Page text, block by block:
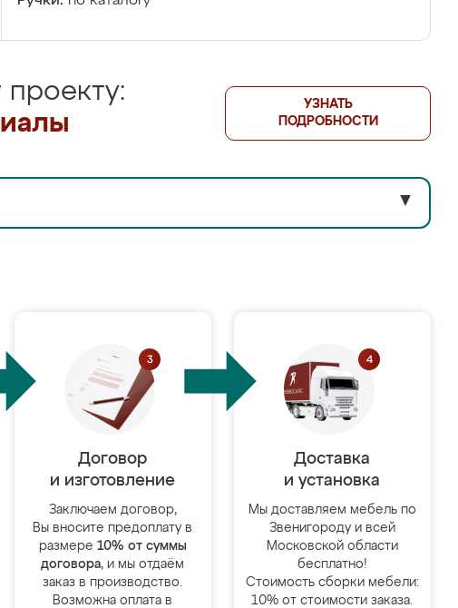
УЗНАТЬ
ПОДРОБНОСТИ
▼
Договор
и изготовление
Заключаем договор,
Вы вносите предоплату в
размере 10% от суммы
договора, и мы отдаём
заказ в производство.
Возможна оплата в
Доставка
и установка
Мы доставляем мебель по
Звенигороду и всей
Московской области
бесплатно!
Стоимость сборки мебели:
10% от стоимости заказа.